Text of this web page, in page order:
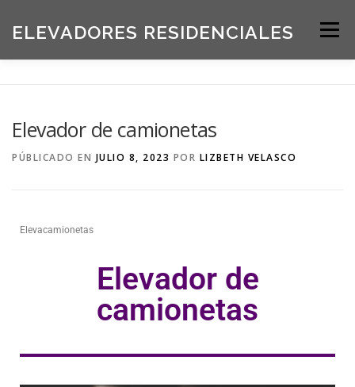
ELEVADORES RESIDENCIALES Menú
Elevador de camionetas
PÚBLICADO EN JULIO 8, 2023 POR LIZBETH VELASCO
Elevacamionetas
Elevador de
camionetas